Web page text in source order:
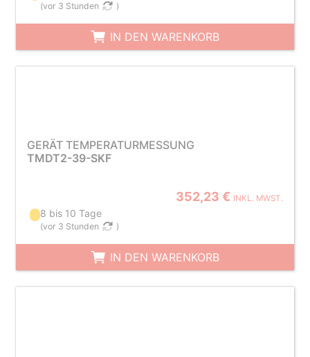
(vor 3 Stunden )
IN DEN WARENKORB
GERÄT TEMPERATURMESSUNG
TMDT2-39-SKF
352,23 € INKL. MWST.
8 bis 10 Tage
(vor 3 Stunden )
IN DEN WARENKORB